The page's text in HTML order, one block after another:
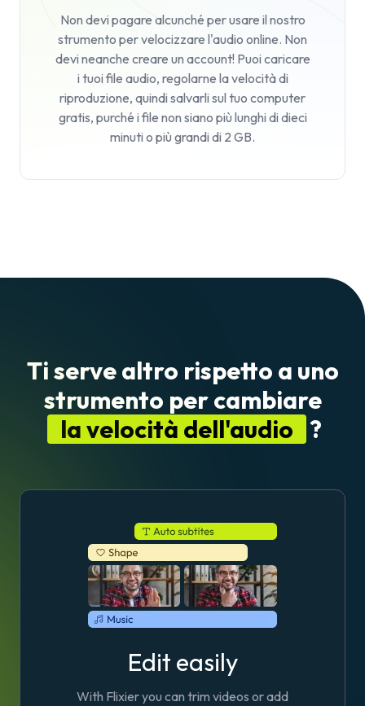
Non devi pagare alcunché per usare il nostro
strumento per velocizzare l'audio online. Non
devi neanche creare un account! Puoi caricare
i tuoi file audio, regolarne la velocità di
riproduzione, quindi salvarli sul tuo computer
gratis, purché i file non siano più lunghi di dieci
minuti o più grandi di 2 GB.
Ti serve altro rispetto a uno
strumento per cambiare
la velocità dell'audio ?
Edit easily
With Flixier you can trim videos or add